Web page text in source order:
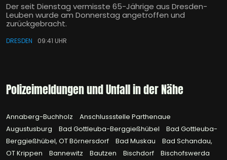
Der seit Dienstag vermisste 65-Jährige aus Dresden-
Leuben wurde am Donnerstag angetroffen und
zurückgebracht.
DRESDEN 09:41 UHR
Polizeimeldungen und Unfall in der Nähe
Annaberg-Buchholz
Anschlussstelle Parthenaue
Augustusburg
Bad Gottleuba-Berggießhübel
Bad Gottleuba-
Berggießhübel, OT Börnersdorf
Bad Muskau
Bad Schandau,
OT Krippen
Bannewitz Bautzen Bischdorf
Bischofswerda